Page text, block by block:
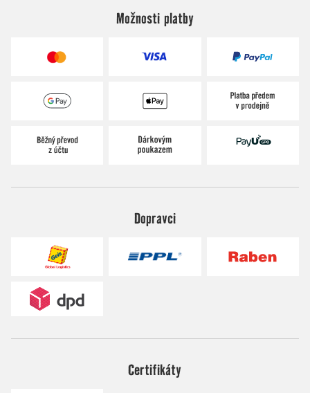
Možnosti platby
Dopravci
Certifikáty